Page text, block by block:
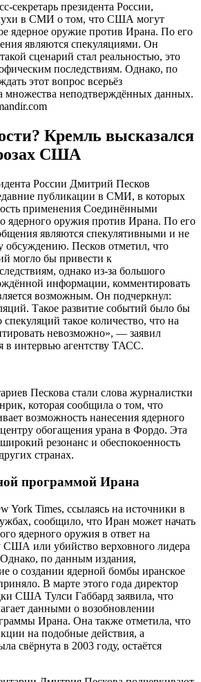
секретарь президента России,
в СМИ о том, что США могут
ядерное оружие против Ирана. По его
являются спекуляциями. Он
сценарий стал реальностью, это
последствиям. Однако, по
этот вопрос всерьёз
множества неподтверждённых данных.
Кремль высказался
США
России Дмитрий Песков
публикации в СМИ, в которых
применения Соединёнными
ядерного оружия против Ирана. По его
являются спекулятивными и не
обсуждению. Песков отметил, что
могло бы привести к
однако из-за большого
информации, комментировать
возможным. Он подчеркнул:
Такое развитие событий было бы
такое количество, что на
невозможно», — заявил
в интервью агентству ТАСС.
Пескова стали слова журналистки
которая сообщила о том, что
возможность нанесения ядерного
обогащения урана в Фордо. Эта
резонанс и обеспокоенность
странах.
программой Ирана
York Times, ссылаясь на источники в
сообщило, что Иран может начать
ядерного оружия в ответ на
США или убийство верховного лидера
по данным издания,
о создании ядерной бомбы иранское
В марте этого года директор
США Тулси Габбард заявила, что
данными о возобновлении
Ирана. Она также отметила, что
на подобные действия, а
свёрнута в 2003 году, остаётся